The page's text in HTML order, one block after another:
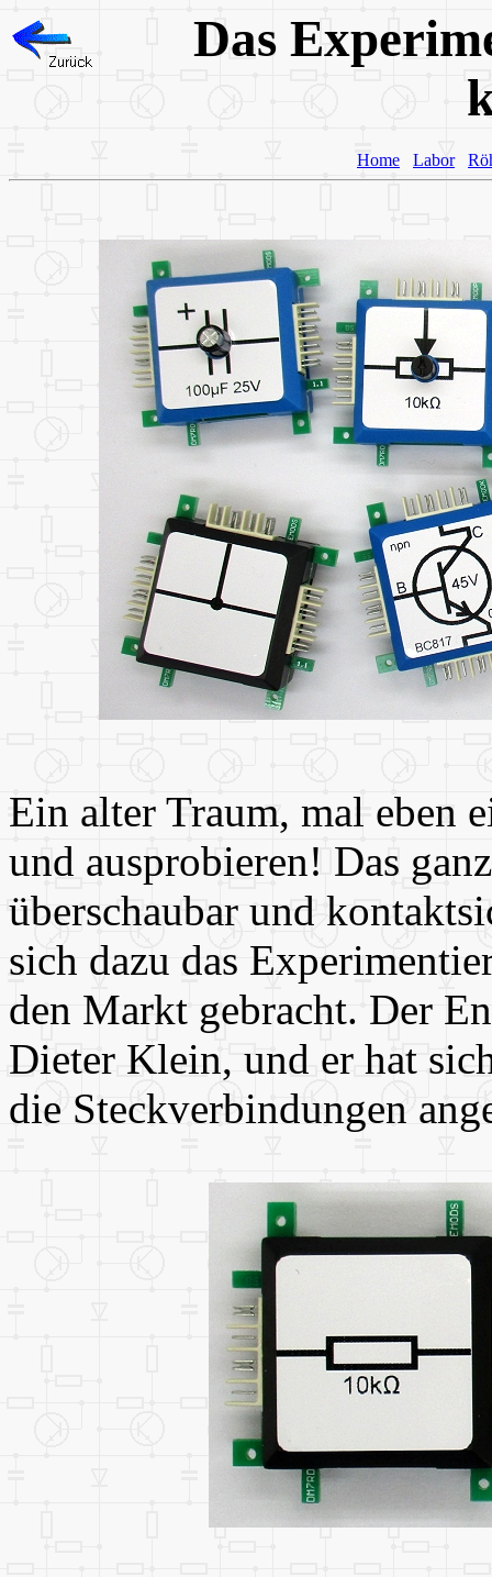
Das
Home Labor
Ein alter Traum, mal eben
und ausprobieren! Das
überschaubar und
sich dazu das
den Markt gebracht. Der
Dieter Klein, und er hat
die Steckverbindungen